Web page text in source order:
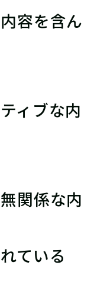
容を含ん
ィブな内
関係な内
ている